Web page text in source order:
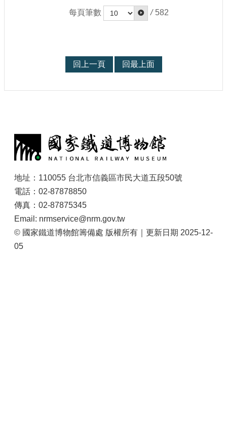
每頁筆數 / 582
回上一頁 回最上面
地址：110055 台北市信義區市民大道五段50號
電話：02-87878850
傳真：02-87875345
Email: nrmservice@nrm.gov.tw
© 國家鐵道博物館籌備處 版權所有｜更新日期 2025-12-
05